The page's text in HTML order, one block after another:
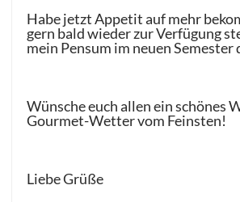
Habe jetzt Appetit auf mehr
gern bald wieder zur Verfügung
mein Pensum im neuen Semester
Wünsche euch allen ein schönes
Gourmet-Wetter vom Feinsten!
Liebe Grüße